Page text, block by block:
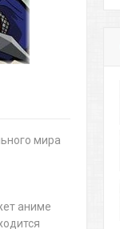
мира
аниме